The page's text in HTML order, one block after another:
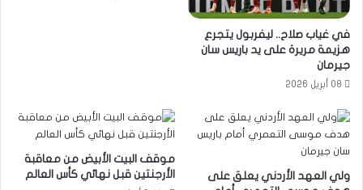
في غياب صلاح.. ليفربول يتجرع
هزيمة مريرة على يد باريس سان
جيرمان
08 أبريل 2026
ولي العهد الأردني يعلق على
موقف البيت الأبيض من معاقبة
الأرجنتين قبل نهائي كأس العالم